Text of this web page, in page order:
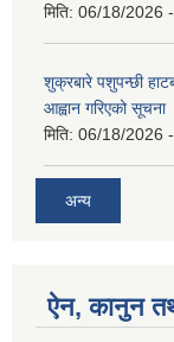
मिति: 06/18/2026
शुक्रबारे पशुपन्छी
आह्वान गरिएको सूचना
मिति: 06/18/2026
अन्य
ऐन, कानुन